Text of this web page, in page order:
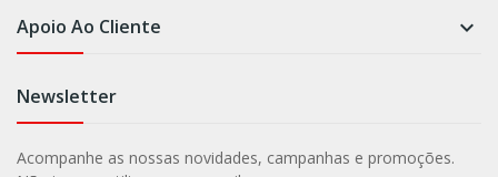
Apoio Ao Cliente 
Newsletter
Acompanhe as nossas novidades, campanhas e promoções.